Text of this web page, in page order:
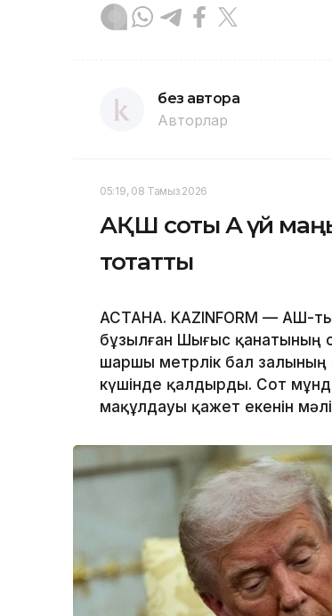
без автора
Авторлар
05:19, 08 Тамыз 2026
АҚШ соты Ақ үй
тоқтатты
АСТАНА. KAZINFORM — АҚШ-
бұзылған Шығыс қанатының
шаршы метрлік бал
күшінде қалдырды. Сот
мақұлдауы қажет екенін